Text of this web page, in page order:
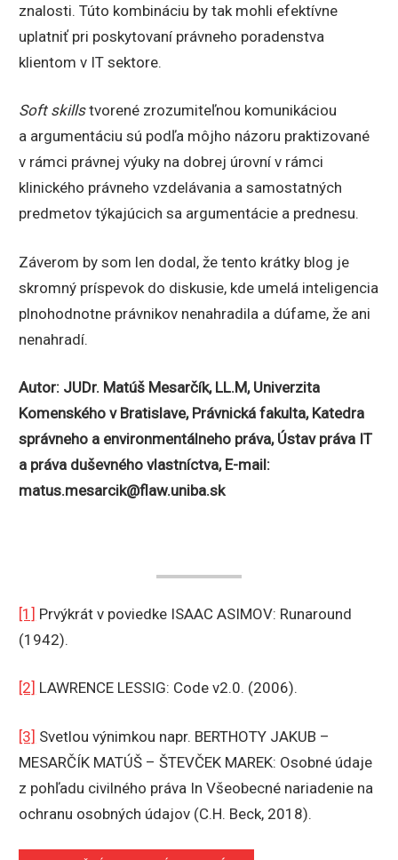
znalosti. Túto kombináciu by tak mohli efektívne
uplatniť pri poskytovaní právneho poradenstva
klientom v IT sektore.
Soft skillstvorené zrozumiteľnou komunikáciou
a argumentáciu sú podľa môjho názoru praktizované
v rámci právnej výuky na dobrej úrovní v rámci
klinického právneho vzdelávania a samostatných
predmetov týkajúcich sa argumentácie a prednesu.
Záverom by som len dodal, že tento krátky blog je
skromný príspevok do diskusie, kde umelá inteligencia
plnohodnotne právnikov nenahradila a dúfame, že ani
nenahradí.
Autor: JUDr. Matúš Mesarčík, LL.M, Univerzita
Komenského v Bratislave, Právnická fakulta, Katedra
správneho a environmentálneho práva, Ústav práva IT
a práva duševného vlastníctva, E-mail:
matus.mesarcik@flaw.uniba.sk
[1] Prvýkrát v poviedke ISAAC ASIMOV: Runaround
(1942).
[2] LAWRENCE LESSIG: Code v2.0. (2006).
[3] Svetlou výnimkou napr. BERTHOTY JAKUB –
MESARČÍK MATÚŠ – ŠTEVČEK MAREK: Osobné údaje
z pohľadu civilného práva In Všeobecné nariadenie na
ochranu osobných údajov (C.H. Beck, 2018).